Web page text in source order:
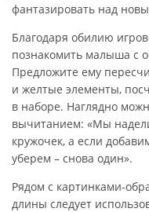
фантазировать над
Благодаря обилию
познакомить малыша с
Предложите ему
и желтые элементы,
в наборе. Наглядно
вычитанием: «Мы
кружочек, а если
уберем – снова один».
Рядом с картинками-
длины следует